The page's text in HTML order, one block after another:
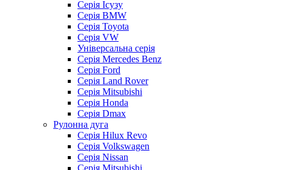
Серія Ісузу
Серія BMW
Серія Toyota
Серія VW
Універсальна серія
Серія Mercedes Benz
Серія Ford
Серія Land Rover
Серія Mitsubishi
Серія Honda
Серія Dmax
Рулонна дуга
Серія Hilux Revo
Серія Volkswagen
Серія Nissan
Серія Mitsubishi